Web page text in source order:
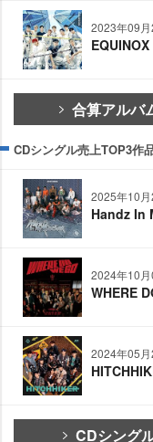
2023年09
EQUINOX
合算アルバ
CDシングル売上TOP3作
2025年10
Handz In
2024年10
WHERE
2024年05
CDシング